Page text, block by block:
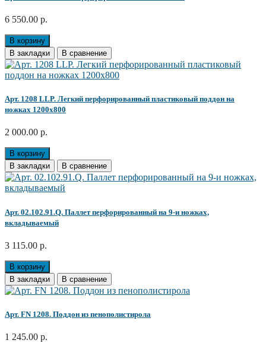
6 550.00 р.
В корзину
В закладки
В сравнение
Арт. 1208 LLP. Легкий перфорированный пластиковый поддон на
ножках 1200х800
2 000.00 р.
В корзину
В закладки
В сравнение
Арт. 02.102.91.Q. Паллет перфорированный на 9-и ножках,
вкладываемый
3 115.00 р.
В корзину
В закладки
В сравнение
Арт. FN 1208. Поддон из пенополистирола
1 245.00 р.